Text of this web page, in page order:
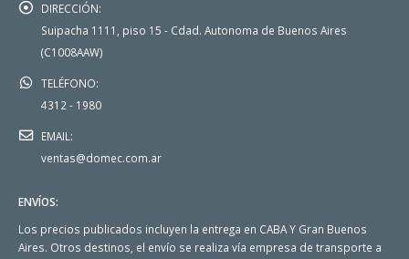
DIRECCIÓN:
Suipacha 1111, piso 15 - Cdad. Autonoma de Buenos Aires
(C1008AAW)
TELÉFONO:
4312 - 1980
EMAIL:
ventas@domec.com.ar
ENVÍOS:
Los precios publicados incluyen la entrega en CABA Y Gran Buenos
Aires. Otros destinos, el envío se realiza vía empresa de transporte a